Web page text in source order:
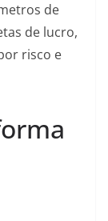
de
de lucro,
risco e